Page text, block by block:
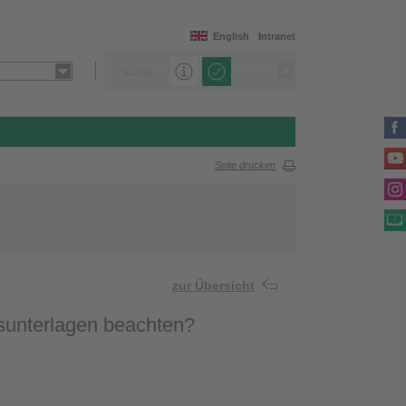
Intranet
English
Seite drucken
zur Übersicht
beachten?